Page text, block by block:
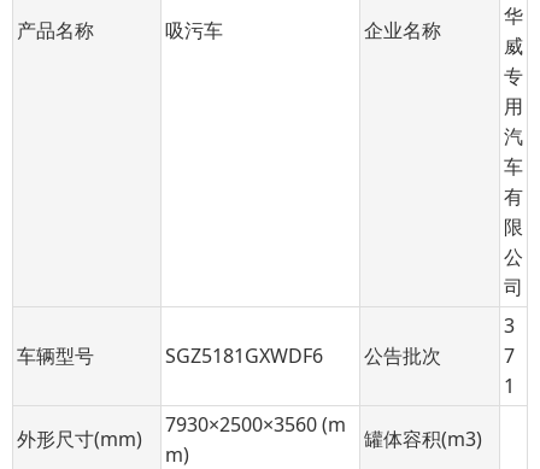
产品名称 吸污车 企业名称
华
威
专
用
汽
车
有
限
公
司
车辆型号 SGZ5181GXWDF6 公告批次
3
7
1
外形尺寸(mm)
7930×2500×3560 (m
m)
罐体容积(m3)